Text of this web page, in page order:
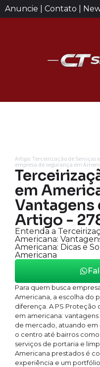
Anuncie | Contato |
Artigo: Terceirização de Serviços
empresa de segurança em
em
Vantagens
Artigo -
Entenda a
Americana:
Americana: Dicas e
Americana
Para quem busca
Americana, a escolha do
diferença. A PS
em americana:
de mercado, atuando em
o centro até bairros
serviços de portaria e
Americana prestados é
experiência e um